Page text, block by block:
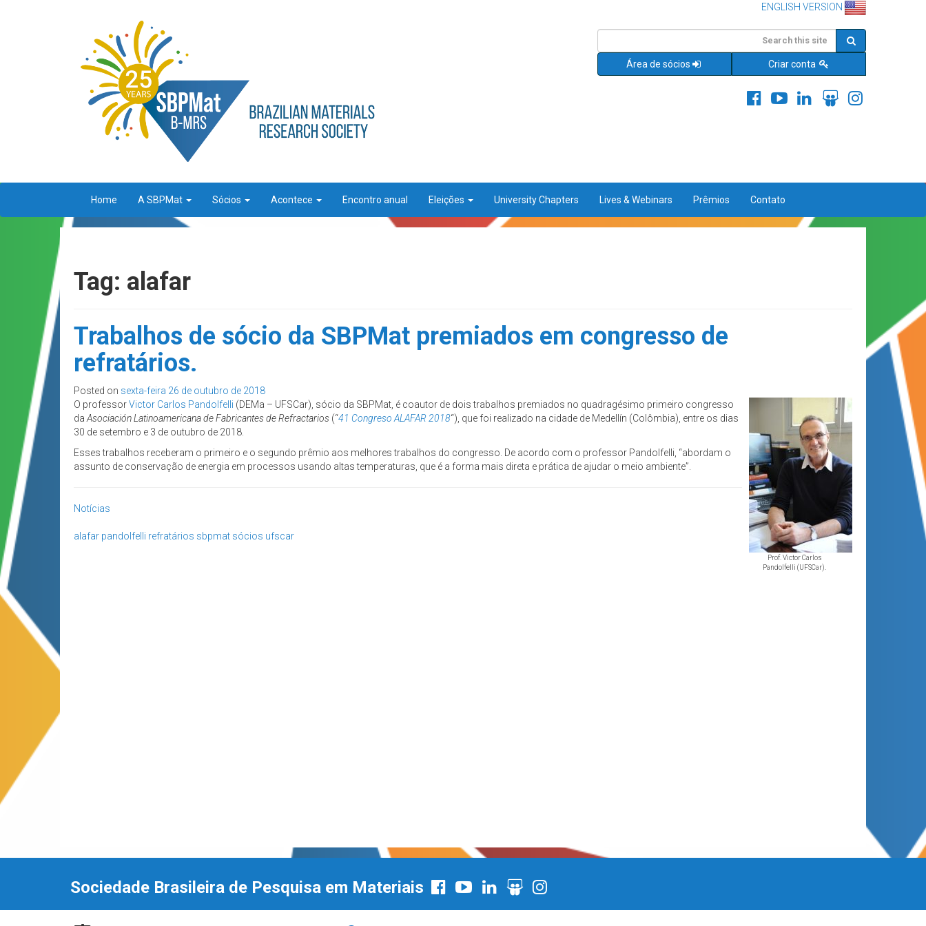
ENGLISH VERSION
Área de sócios Criar conta
Home A SBPMat Sócios Acontece Encontro anual Eleições University Chapters Lives & Webinars Prêmios Contato
Tag: alafar
Trabalhos de sócio da SBPMat premiados em congresso de
refratários.
Posted on sexta-feira 26 de outubro de 2018
Prof. Victor Carlos
Pandolfelli (UFSCar).
O professorVictor Carlos Pandolfelli (DEMa – UFSCar), sócio da SBPMat, é coautor de dois trabalhos premiados no quadragésimo primeiro congresso
da Asociación Latinoamericana de Fabricantes de Refractarios (“41 Congreso ALAFAR 2018“), que foi realizado na cidade de Medellín (Colômbia), entre os dias
30 de setembro e 3 de outubro de 2018.
Esses trabalhos receberam o primeiro e o segundo prêmio aos melhores trabalhos do congresso. De acordo com o professor Pandolfelli , “abordam o
assunto de conservação de energia em processos usando altas temperaturas, que é a forma mais direta e prática de ajudar o meio ambiente”.
Notícias
alafar pandolfelli refratários sbpmat sócios ufscar
Sociedade Brasileira de Pesquisa em Materiais